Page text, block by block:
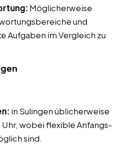
Möglicherweise
und
Aufgaben im Vergleich zu
in Sulingen üblicherweise
Uhr, wobei flexible Anfangs-
sind.